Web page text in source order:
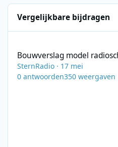
Vergelijkbare bijdragen
Bouwverslag model
SternRadio · 17 mei
0 antwoorden350 weergaven